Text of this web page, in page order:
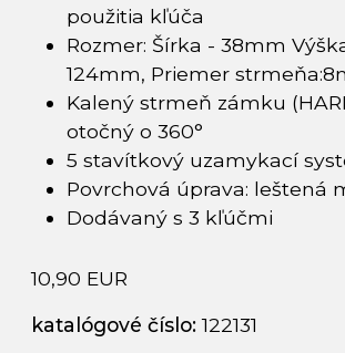
použitia kľúča
Rozmer: Šírka - 38mm
124mm, Priemer
Kalený strmeň zámku
otočný o 360°
5 stavítkový uzamykací
Povrchová úprava: leštená
Dodávaný s 3 kľúčmi
10,90 EUR
katalógové číslo:122131